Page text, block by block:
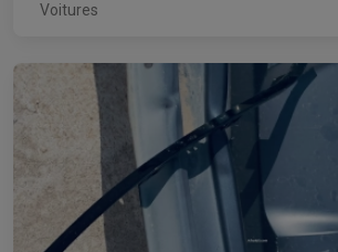
Voitures